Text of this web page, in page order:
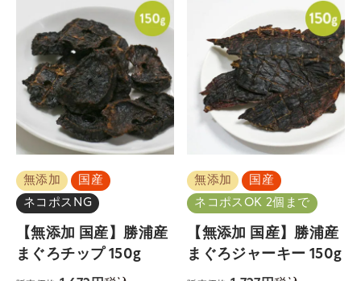
無添加
国産
ネコポスNG
【無添加 国産】勝浦産
まぐろチップ 150g
無添加
国産
ネコポスOK 2個まで
【無添加 国産】勝浦産
まぐろジャーキー 150g